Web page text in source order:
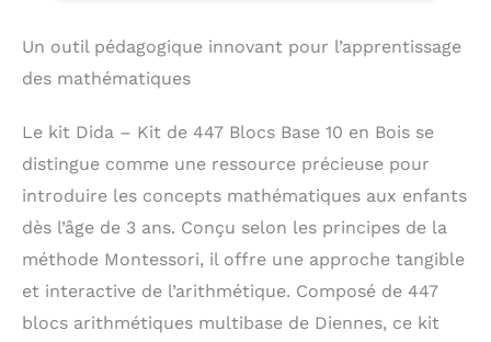
soustraction amusant
valeur numérique
compréhension des
concepts
des classes entières
d'élèves 🖐 Interaction
Tactile avec des Blocs:
Ce kit offre une
expérience tactile
Un outil pédagogique innovant pour l’apprentissage
des mathématiques
Le kit Dida – Kit de 447 Blocs Base 10 en Bois se
distingue comme une ressource précieuse pour
introduire les concepts mathématiques aux enfants
dès l’âge de 3 ans. Conçu selon les principes de la
méthode Montessori, il offre une approche tangible
et interactive de l’arithmétique. Composé de 447
blocs arithmétiques multibase de Diennes, ce kit